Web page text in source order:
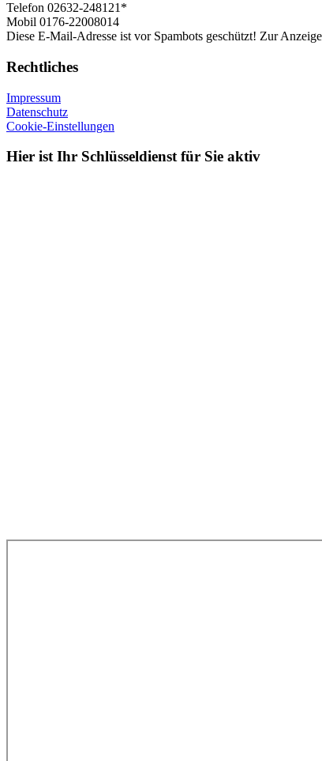
Telefon 02632-248121*
Mobil 0176-22008014
Diese E-Mail-Adresse ist vor Spambots geschützt! Zur
Rechtliches
Impressum
Datenschutz
Cookie-Einstellungen
Hier ist Ihr Schlüsseldienst für Sie aktiv